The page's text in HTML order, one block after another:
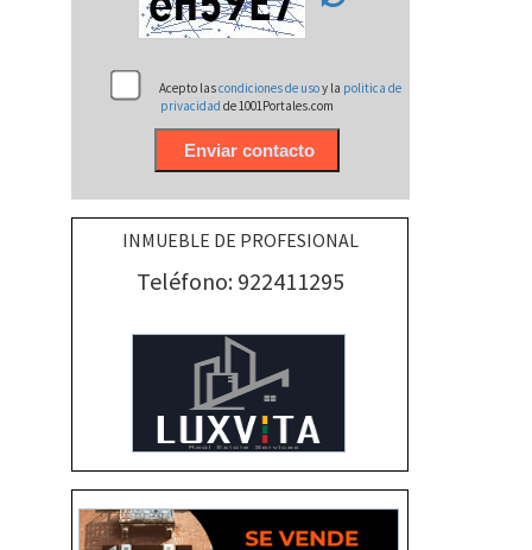
Acepto lascondiciones de usoy la politica de
privacidadde 1001Portales.com
INMUEBLE DE PROFESIONAL
Teléfono: 922411295